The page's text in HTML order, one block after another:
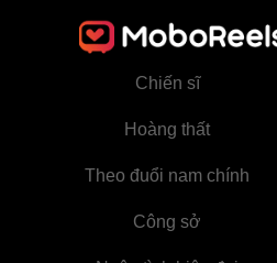
Bác sĩ
Chiến sĩ
Hoàng thất
Theo đuổi nam chính
Công sở